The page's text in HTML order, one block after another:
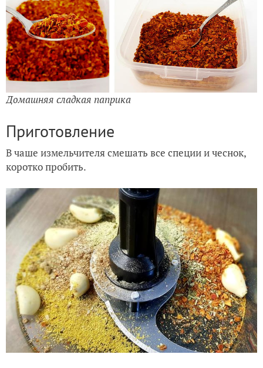
Домашняя сладкая паприка
Приготовление
В чаше измельчителя смешать все специи и чеснок,
коротко пробить.